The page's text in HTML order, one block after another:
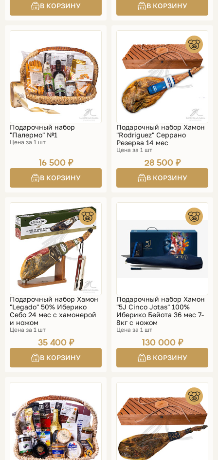
Подарочный набор
"Палермо" №1
Цена за 1 шт
16 500 ₽
Подарочный набор Хамон
"Rodriguez" Серрано
Резерва 14 мес
Цена за 1 шт
28 500 ₽
Подарочный набор Хамон
"Legado" 50% Иберико
Себо 24 мес с хамонерой
и ножом
Цена за 1 шт
35 400 ₽
Подарочный набор Хамон
"5J Cinco Jotas" 100%
Иберико Бейота 36 мес 7-
8кг с ножом
Цена за 1 шт
130 000 ₽